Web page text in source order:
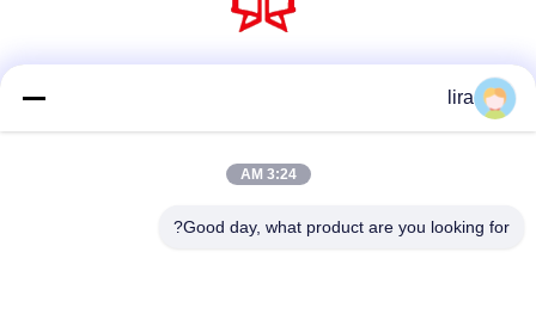
lira
3:24 AM
Good day, what product are you looking for?